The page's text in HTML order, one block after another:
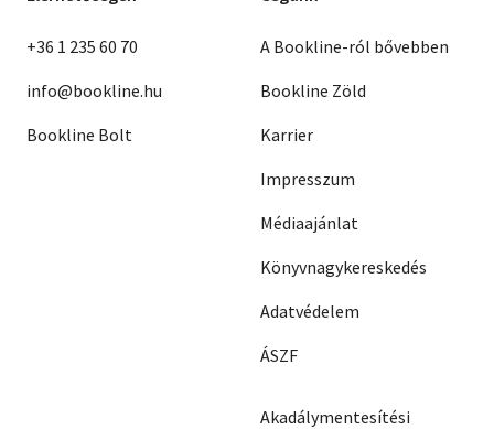
+36 1 235 60 70
info@bookline.hu
Bookline Bolt
A Bookline-ról bővebben
Bookline Zöld
Karrier
Impresszum
Médiaajánlat
Könyvnagykereskedés
Adatvédelem
ÁSZF
Akadálymentesítési